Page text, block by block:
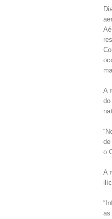
A
do
de
o
A
as